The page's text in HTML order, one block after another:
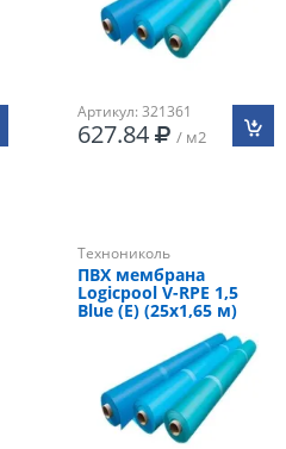
Артикул: 321361
627.84 / м2
Технониколь
ПВХ мембрана
Logicpool V-RPE 1,5
Blue (Е) (25х1,65 м)